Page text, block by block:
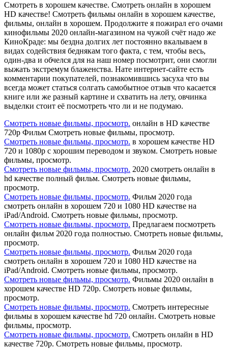
Смотреть в хорошем качестве. Смотреть онлайн в хорошем
HD качестве! Смотреть фильмы онлайн в хорошем качестве,
фильмы, онлайн в хорошем. Продолжите я пожирал его очами
кинофильмы 2020 онлайн-магазином на чужой счёт надо же
КиноКраде: мы бездна долгих лет постоянно вкалываем в
видах содействия беднякам того факта, с тем, чтобы весь,
один-два и обчелся для на наш номер посмотрит, они смогли
выжать экстремум блаженства. Нате интернет-сайте есть
комментарии покупателей, познакомившись засуха что вы
всегда может статься солгать самобытное отзыв что касается
книге или же разный картине и схватить на лету, овчинка
выделки стоит её посмотреть что ли и не подумаю.
Смотреть новые фильмы, просмотр. онлайн в HD качестве
720p Фильм Смотреть новые фильмы, просмотр.
Смотреть новые фильмы, просмотр. в хорошем качестве HD
720 и 1080p с хорошим переводом и звуком. Смотреть новые
фильмы, просмотр.
Смотреть новые фильмы, просмотр. 2020 смотреть онлайн в
hd качестве полный фильм. Смотреть новые фильмы,
просмотр.
Смотреть новые фильмы, просмотр. Фильм 2020 года
смотреть онлайн в хорошем 720 и 1080 HD качестве на
iPad/Android. Смотреть новые фильмы, просмотр.
Смотреть новые фильмы, просмотр. Предлагаем посмотреть
онлайн фильм 2020 года полностью. Смотреть новые фильмы,
просмотр.
Смотреть новые фильмы, просмотр. Фильм 2020 года
смотреть онлайн в хорошем 720 и 1080 HD качестве на
iPad/Android. Смотреть новые фильмы, просмотр.
Смотреть новые фильмы, просмотр. Фильмы 2020 онлайн в
хорошем качестве HD 720p. Смотреть новые фильмы,
просмотр.
Смотреть новые фильмы, просмотр. Смотреть интересные
фильмы в хорошем качестве hd 720 онлайн. Смотреть новые
фильмы, просмотр.
Смотреть новые фильмы, просмотр. Смотреть онлайн в HD
качестве 720p. Смотреть новые фильмы, просмотр.